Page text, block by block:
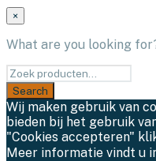
×
What are you looking
Wij maken gebruik van
bieden bij het gebruik
"Cookies accepteren"
Meer informatie vindt u